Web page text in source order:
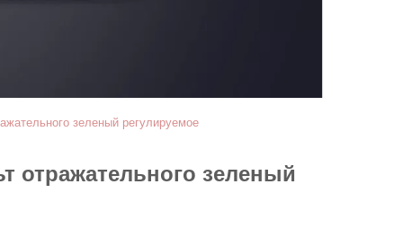
зеленый регулируемое
отражательного зеленый